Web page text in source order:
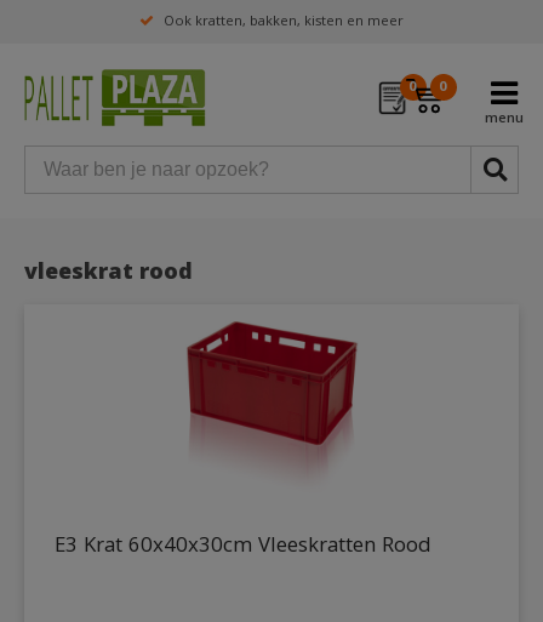
Ook kratten, bakken, kisten en meer
0 0
vleeskrat rood
E3 Krat 60x40x30cm Vleeskratten Rood